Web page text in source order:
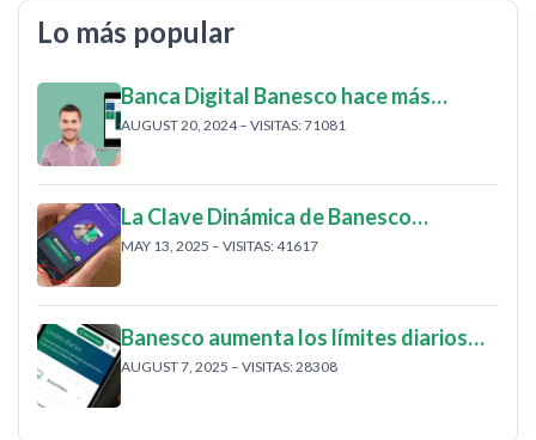
Lo más popular
Banca Digital Banesco hace más…
AUGUST 20, 2024 – VISITAS: 71081
La Clave Dinámica de Banesco…
MAY 13, 2025 – VISITAS: 41617
Banesco aumenta los límites diarios…
AUGUST 7, 2025 – VISITAS: 28308